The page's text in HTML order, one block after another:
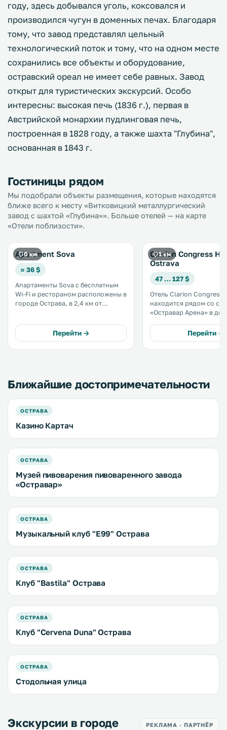
году, здесь добывался уголь, коксовался и
производился чугун в доменных печах. Благодаря
тому, что завод представлял цельный
технологический поток и тому, что на одном месте
сохранились все объекты и оборудование,
остравский ореал не имеет себе равных. Завод
открыт для туристических экскурсий. Особо
интересны: высокая печь (1836 г.), первая в
Австрийской монархии пудлинговая печь,
построенная в 1828 году, а также шахта "Глубина",
основанная в 1843 г.
Гостиницы рядом
Мы подобрали объекты размещения, которые находятся
ближе всего к месту «Витковицкий металлургический
завод с шахтой «Глубина»». Больше отелей — на карте
«Отели поблизости».
0 км
Apartment Sova
≈ 36 $
Апартаменты Sova с бесплатным
Wi-Fi и рестораном расположены в
городе Острава, в 2,4 км от
Витковице». Расстояние до улицы
Стодольни составляет 4 км. .
Перейти →
1 км
Clarion Congress
Ostrava
47 … 127 $
Отель Clarion Congress
находится рядом со
«Остравар Арена» в
добраться от центра
железнодорожного
Перейти →
Ближайшие достопримечательности
ОСТРАВА
Казино Картач
ОСТРАВА
Музей пивоварения пивоваренного завода
«Остравар»
ОСТРАВА
Музыкальный клуб "E99" Острава
ОСТРАВА
Клуб "Bastila" Острава
ОСТРАВА
Клуб "Cervena Duna" Острава
ОСТРАВА
Стодольная улица
Экскурсии в городе
РЕКЛАМА · ПАРТНЁР